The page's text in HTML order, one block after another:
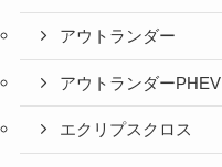
アウトランダー
アウトランダーPHEV
エクリプスクロス